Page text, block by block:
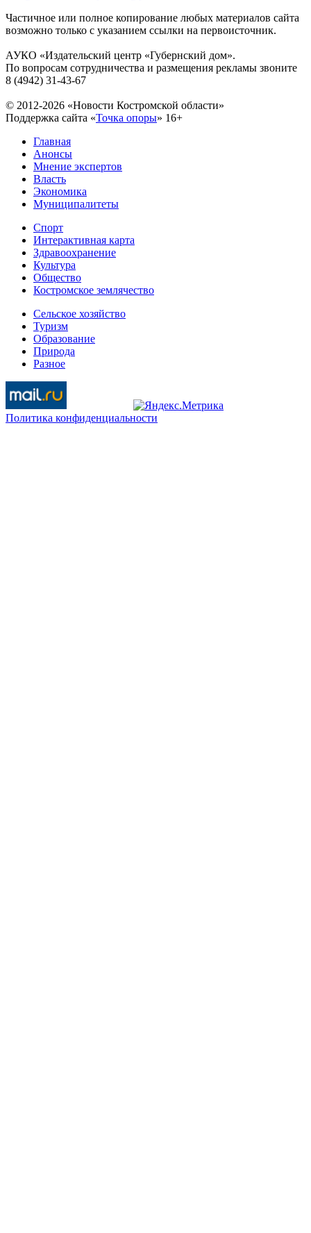
Частичное или полное копирование любых материалов сайта
возможно только с указанием ссылки на первоисточник.
АУКО «Издательский центр «Губернский дом».
По вопросам сотрудничества и размещения рекламы звоните
8 (4942) 31-43-67
© 2012-2026 «Новости Костромской области»
Поддержка сайта «Точка опоры» 16+
Главная
Анонсы
Мнение экспертов
Власть
Экономика
Муниципалитеты
Спорт
Интерактивная карта
Здравоохранение
Культура
Общество
Костромское землячество
Сельское хозяйство
Туризм
Образование
Природа
Разное
Политика конфиденциальности